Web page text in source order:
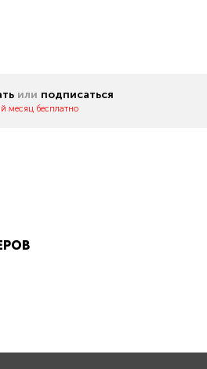
или подписаться
месяц бесплатно